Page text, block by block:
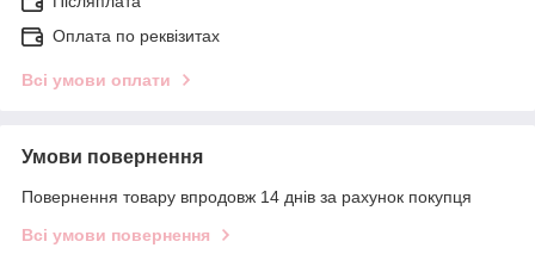
Оплата по реквізитах
Всі умови оплати
Умови повернення
Повернення товару впродовж 14 днів за рахунок покупця
Всі умови повернення